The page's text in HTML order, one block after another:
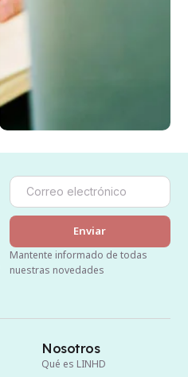
Enviar
Mantente informado de todas
nuestras novedades
Nosotros
Qué es LINHD